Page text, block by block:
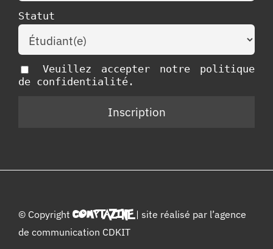
Statut
Veuillez accepter notre politique
de confidentialité.
© Copyright COMPTAZINE| site réalisé par l’agence
de communication CDKIT